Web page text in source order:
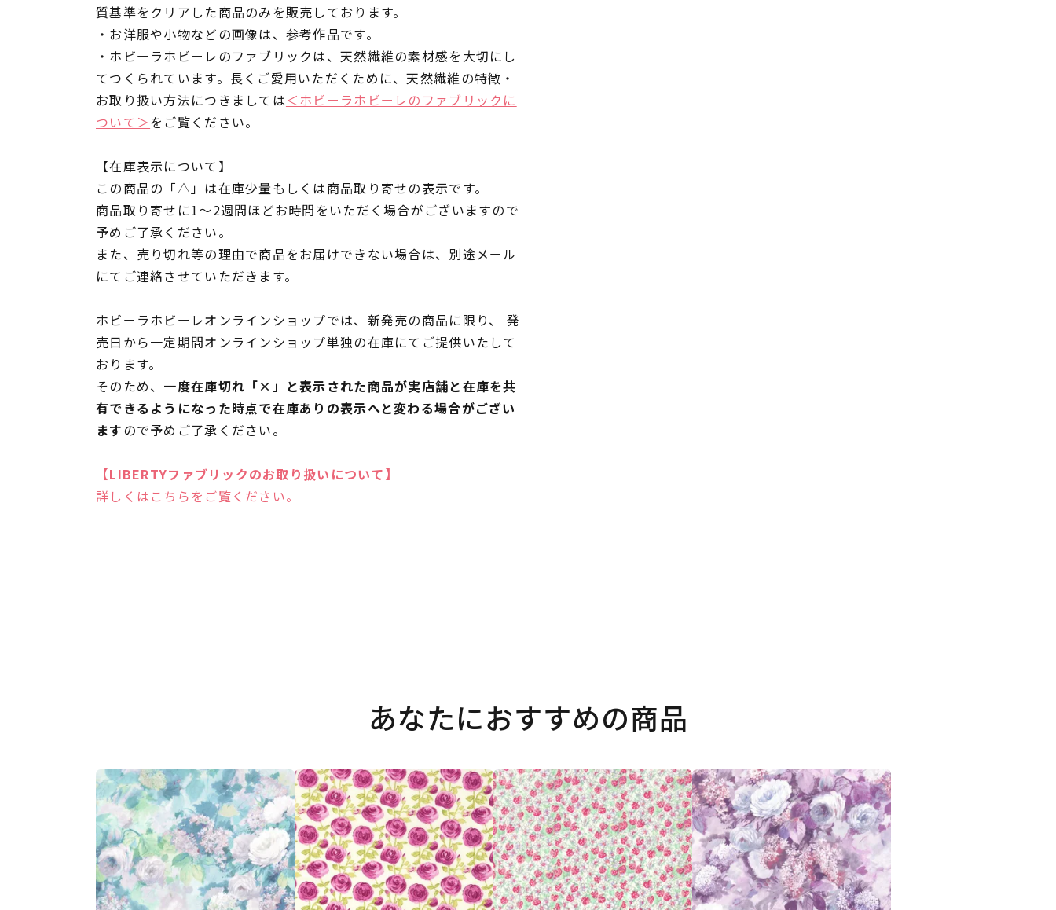
質基準をクリアした商品のみを販売しております。
・お洋服や小物などの画像は、参考作品です。
・ホビーラホビーレのファブリックは、天然繊維の素材感を大切にし
てつくられています。長くご愛用いただくために、天然繊維の特徴・
お取り扱い方法につきましては＜ホビーラホビーレのファブリックに
ついて＞をご覧ください。
【在庫表示について】
この商品の「△」は在庫少量もしくは商品取り寄せの表示です。
商品取り寄せに1～2週間ほどお時間をいただく場合がございますので
予めご了承ください。
また、売り切れ等の理由で商品をお届けできない場合は、別途メール
にてご連絡させていただきます。
ホビーラホビーレオンラインショップでは、新発売の商品に限り、 発
売日から一定期間オンラインショップ単独の在庫にてご提供いたして
おります。
そのため、 一度在庫切れ「×」と表示された商品が実店舗と在庫を共
有できるようになった時点で在庫ありの表示へと変わる場合がござい
ますので予めご了承ください。
【LIBERTYファブリックのお取り扱いについて】
詳しくはこちらをご覧ください。
あなたにおすすめの商品